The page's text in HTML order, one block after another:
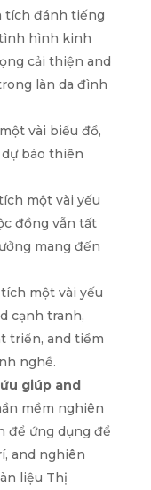
tích đánh tiếng
hình kinh
cải thiện and
làn da đình
vài biểu đồ,
báo thiên
một vài yếu
đồng vẫn tất
mang đến
một vài yếu
cạnh tranh,
triển, and tiềm
nghề.
giúp and
mềm nghiên
để ứng dụng để
and nghiên
liệu Thị